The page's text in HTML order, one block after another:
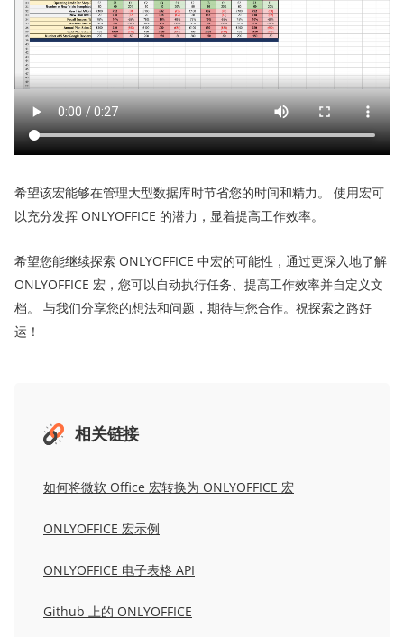
希望该宏能够在管理大型数据库时节省您的时间和精力。 使用宏可
以充分发挥 ONLYOFFICE 的潜力，显着提高工作效率。
希望您能继续探索 ONLYOFFICE 中宏的可能性，通过更深入地了解
ONLYOFFICE 宏，您可以自动执行任务、提高工作效率并自定义文
档。 与我们分享您的想法和问题，期待与您合作。祝探索之路好
运！
相关链接
如何将微软 Office 宏转换为 ONLYOFFICE 宏
ONLYOFFICE 宏示例
ONLYOFFICE 电子表格 API
Github 上的 ONLYOFFICE